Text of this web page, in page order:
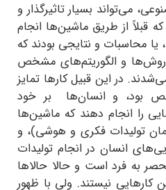
می‌تواند بسیار تاثیرگذار و
قبلاً از طریق ماشین‌ها انجام
محاسبات و نتایجی بودند که
روش‌ها و الگوریتم‌های مشخص
در این قبیل کارها تمایز
بود، و انسان‌ها بر خود
را انجام دهند که ماشین‌ها
تولیدات فکری و هوشی)، و
انسان در انجام تولیدات
به فرد است و حالا حالاها
کارهایی نیستند. ولی با ظهور